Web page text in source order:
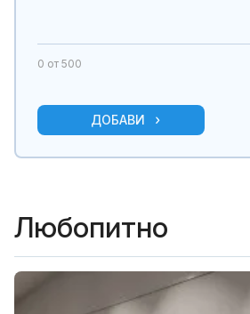
0 от 500
ДОБАВИ
Любопитно